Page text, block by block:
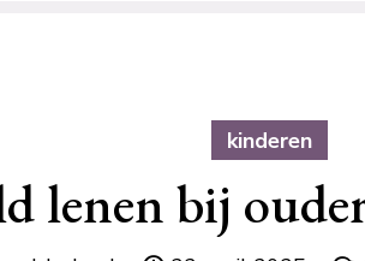
kinderen
lenen bij